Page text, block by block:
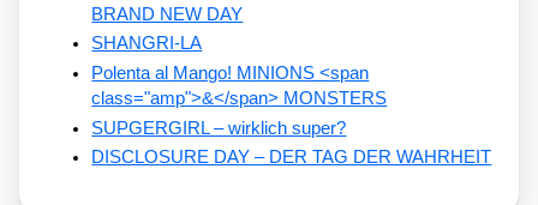
BRAND NEW DAY
SHANGRI-LA
Polenta al Mango! MINIONS <span
class="amp">&</span> MONSTERS
SUPGERGIRL – wirklich super?
DISCLOSURE DAY – DER TAG DER WAHRHEIT